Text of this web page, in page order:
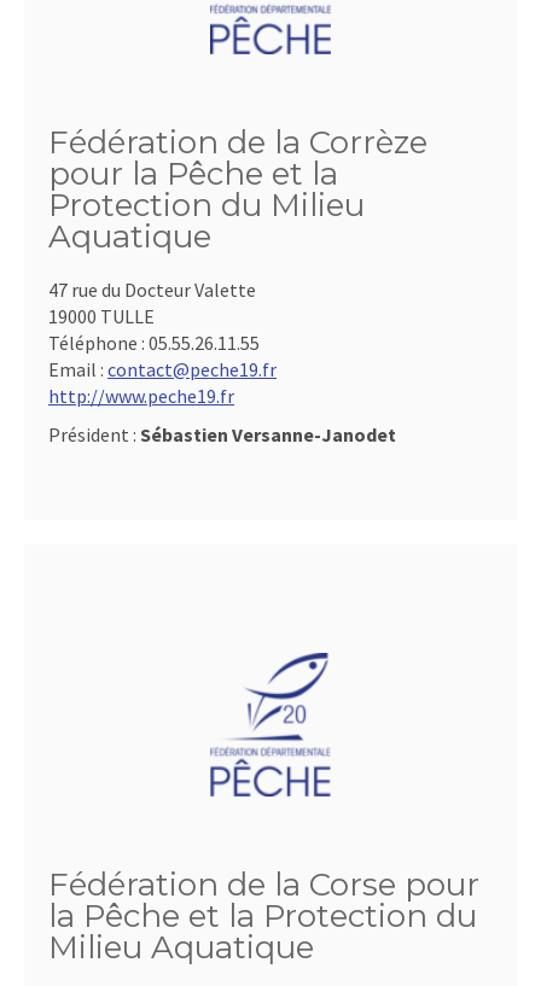
Fédération de la Corrèze
pour la Pêche et la
Protection du Milieu
Aquatique
47 rue du Docteur Valette
19000 TULLE
Téléphone : 05.55.26.11.55
Email : contact@peche19.fr
http://www.peche19.fr
Président : Sébastien Versanne-Janodet
Fédération de la Corse pour
la Pêche et la Protection du
Milieu Aquatique